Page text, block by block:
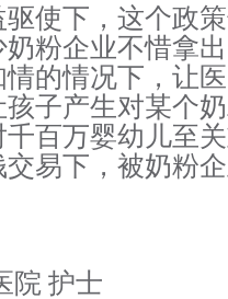
下，这个政策
粉企业不惜拿
的情况下，让
子产生对某个
百万婴幼儿至
易下，被奶粉
院 护士